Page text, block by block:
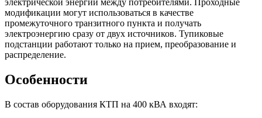
модификации могут использоваться в качестве
промежуточного транзитного пункта и получать
электроэнергию сразу от двух источников. Тупиковые
подстанции работают только на прием, преобразование и
распределение.
Особенности
В состав оборудования КТП на 400 кВА входят: